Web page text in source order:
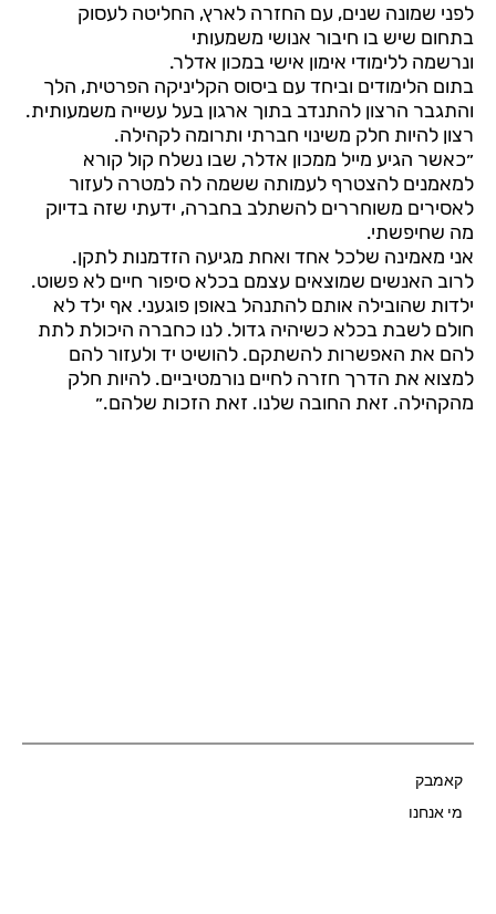
לפני שמונה שנים, עם החזרה לארץ, החליטה לעסוק
בתחום שיש בו חיבור אנושי משמעותי
ונרשמה ללימודי אימון אישי במכון אדלר.
בתום הלימודים וביחד עם ביסוס הקליניקה הפרטית, הלך
והתגבר הרצון להתנדב בתוך ארגון בעל עשייה משמעותית.
רצון להיות חלק משינוי חברתי ותרומה לקהילה.
״כאשר הגיע מייל ממכון אדלר, שבו נשלח קול קורא
למאמנים להצטרף לעמותה ששמה לה למטרה לעזור
לאסירים משוחררים להשתלב בחברה, ידעתי שזה בדיוק
מה שחיפשתי.
אני מאמינה שלכל אחד ואחת מגיעה הזדמנות לתקן.
לרוב האנשים שמוצאים עצמם בכלא סיפור חיים לא פשוט.
ילדות שהובילה אותם להתנהל באופן פוגעני. אף ילד לא
חולם לשבת בכלא כשיהיה גדול. לנו כחברה היכולת לתת
להם את האפשרות להשתקם. להושיט יד ולעזור להם
למצוא את הדרך חזרה לחיים נורמטיביים. להיות חלק
מהקהילה. זאת החובה שלנו. זאת הזכות שלהם.״
קאמבק
מי אנחנו